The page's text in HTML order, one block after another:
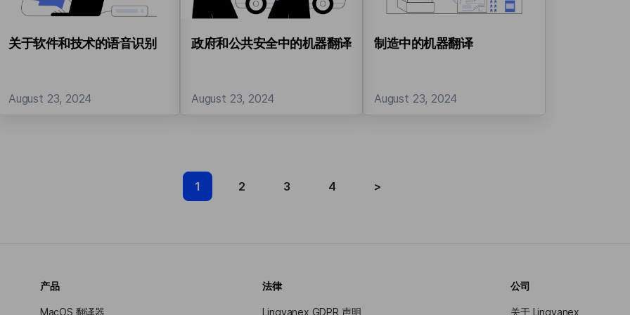
关于软件和技术的语音识别
August 23, 2024
政府和公共安全中的机器翻译
August 23, 2024
制造中的机器翻译
August 23, 2024
1 2 3 4 >
产品
MacOS 翻译器
法律
Lingvanex GDPR 声明
公司
关于 Lingvanex